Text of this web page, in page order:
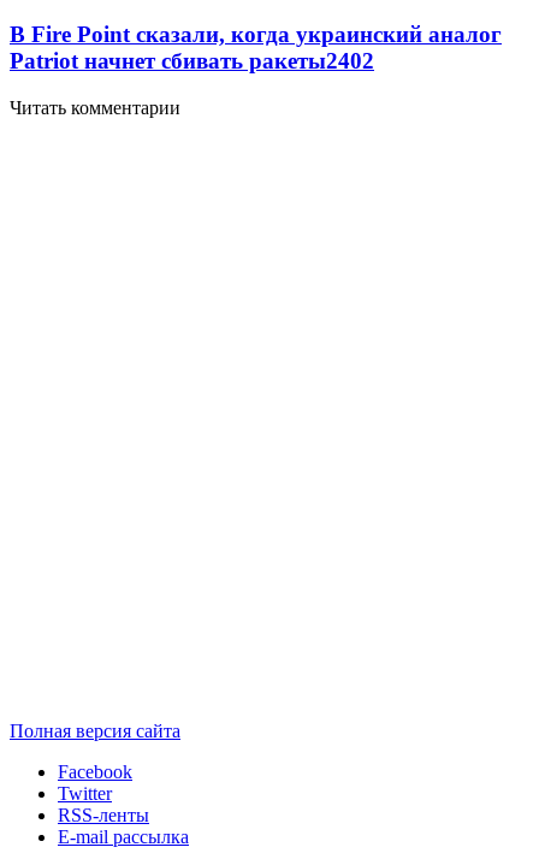
В Fire Point сказали, когда украинский аналог
Patriot начнет сбивать ракеты2402
Читать комментарии
Полная версия сайта
Facebook
Twitter
RSS-ленты
E-mail рассылка